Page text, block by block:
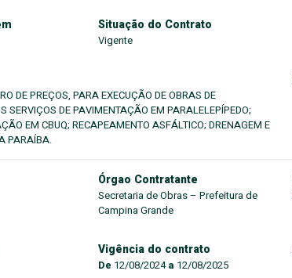
Situação do Contrato
Vigente
DE PREÇOS, PARA EXECUÇÃO DE OBRAS DE
SERVIÇOS DE PAVIMENTAÇÃO EM PARALELEPÍPEDO;
EM CBUQ; RECAPEAMENTO ASFÁLTICO; DRENAGEM E
PARAÍBA.
Órgao Contratante
Secretaria de Obras – Prefeitura de
Campina Grande
Vigência do contrato
De 12/08/2024a 12/08/2025